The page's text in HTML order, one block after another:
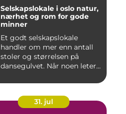
Selskapslokale i oslo natur,
nærhet og rom for gode
minner
Et godt selskapslokale
handler om mer enn antall
stoler og størrelsen på
dansegulvet. Når noen leter...
31. jul